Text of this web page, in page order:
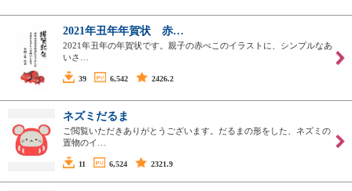
2021年丑年年賀状 赤…
2021年丑年の年賀状です。親子の赤べこのイラストに、シンプルなあ
いさ…
39 6,542 2426.2
ネズミだるま
ご閲覧いただきありがとうございます。だるまの形をした、ネズミの
置物のイ…
11 6,524 2321.9